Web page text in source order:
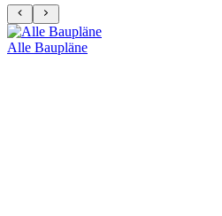
Alle Baupläne